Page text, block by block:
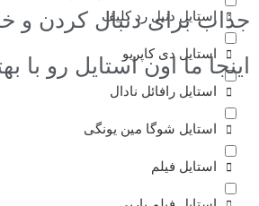
استایل دنیل رد کلیف
استایل دی کاپریو
استایل رافائل نادال
استایل شوگا مین یونگی
استایل فیلم
جذاب برای دنبال کردن و
اینجا ما اون استایل رو